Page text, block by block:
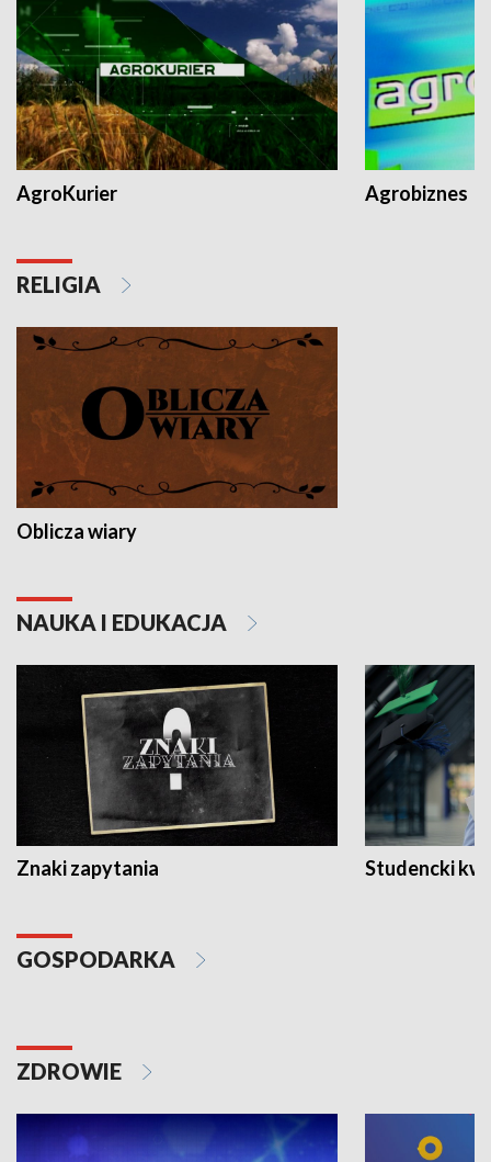
AgroKurier Agrobiznes
RELIGIA
Oblicza wiary
NAUKA I EDUKACJA
Znaki zapytania Studencki
GOSPODARKA
ZDROWIE